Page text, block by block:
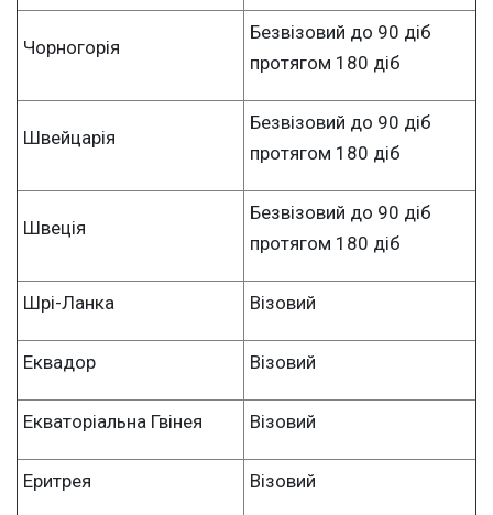
Чорногорія
Безвізовий до 90 діб
протягом 180 діб
Швейцарія
Безвізовий до 90 діб
протягом 180 діб
Швеція
Безвізовий до 90 діб
протягом 180 діб
Шрі-Ланка Візовий
Еквадор Візовий
Екваторіальна Гвінея Візовий
Еритрея Візовий